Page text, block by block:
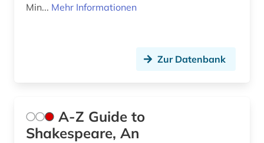
deutschland &lt;ddr, motiv&gt; (2)
deutschland (bundesrepublik) (2)
Min... Mehr Informationen
Zur Datenbank
A-Z Guide to
Shakespeare, An